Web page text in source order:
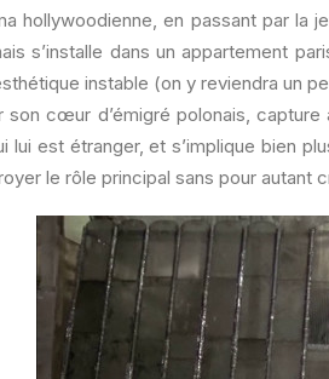
hollywoodienne, en passant par la
s’installe dans un appartement
instable (on y reviendra un
son cœur d’émigré polonais,
lui est étranger, et s’implique bien
le rôle principal sans pour autant